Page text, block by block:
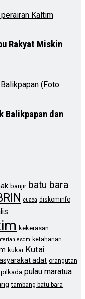
Rakyat Miskin
Balikpapan dan
banjir batu bara
cuaca diskominfo
kekerasan
esdm ketahanan
kukar Kutai
adat orangutan
pilkada pulau maratua
tambang batu bara